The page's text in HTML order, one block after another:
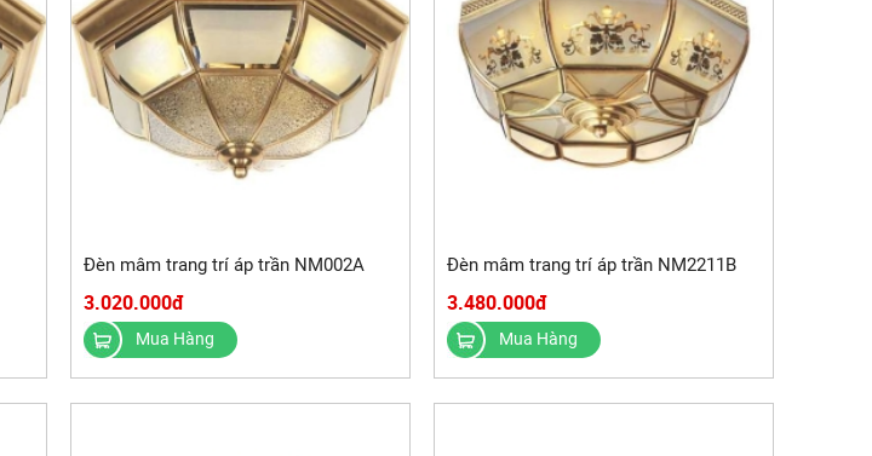
Đèn mâm trang trí áp trần NM002A
3.020.000đ
Mua Hàng
Đèn mâm trang trí áp trần NM2211B
3.480.000đ
Mua Hàng